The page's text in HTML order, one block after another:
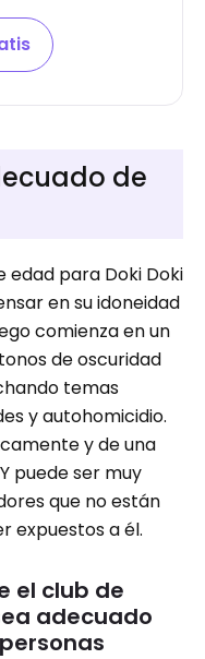
de
edad para Doki Doki
en su idoneidad
comienza en un
de oscuridad
temas
y autohomicidio.
y de una
puede ser muy
que no están
expuestos a él.
el club de
adecuado